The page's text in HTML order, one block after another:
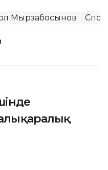
Мырзабосынов